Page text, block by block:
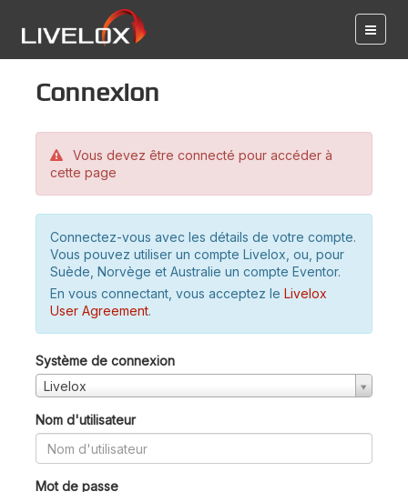
Connexion
Vous devez être connecté pour accéder à
cette page
Connectez-vous avec les détails de votre compte.
Vous pouvez utiliser un compte Livelox, ou, pour
Suède, Norvège et Australie un compte Eventor.
En vous connectant, vous acceptez le Livelox
User Agreement.
Système de connexion
Livelox
Nom d'utilisateur
Mot de passe